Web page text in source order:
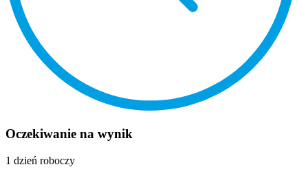
Oczekiwanie na wynik
1 dzień roboczy